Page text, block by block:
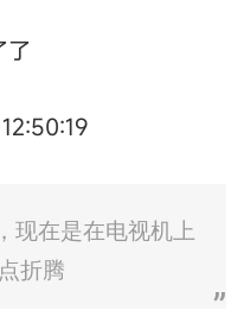
了
现在是在电视机上
折腾